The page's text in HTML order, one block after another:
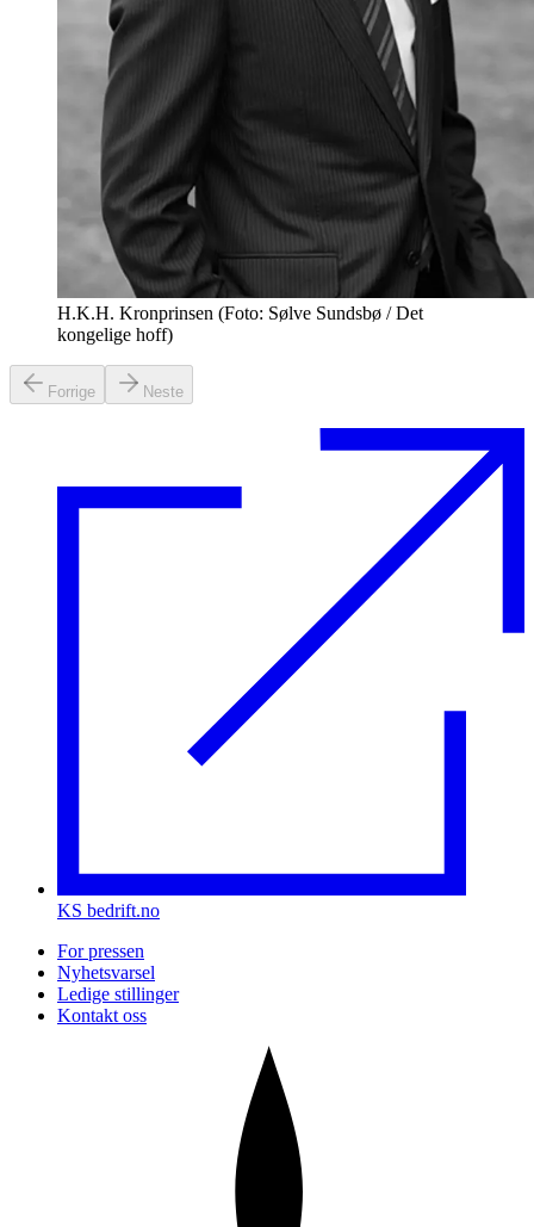
H.K.H. Kronprinsen (Foto: Sølve Sundsbø / Det
kongelige hoff)
Forrige Neste
KS bedrift.no
For pressen
Nyhetsvarsel
Ledige stillinger
Kontakt oss